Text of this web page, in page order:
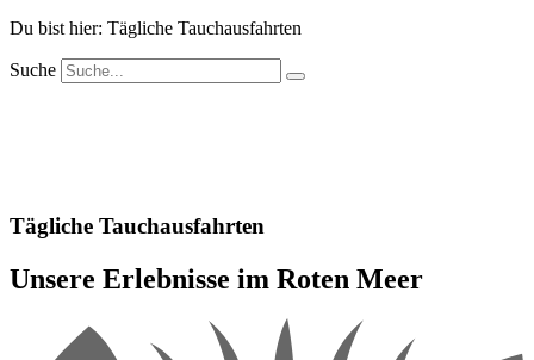
Du bist hier: Tägliche Tauchausfahrten
Suche
Tägliche Tauchausfahrten
Unsere Erlebnisse im Roten Meer